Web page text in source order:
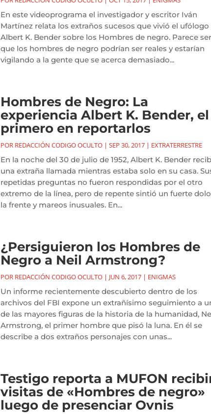
En este videoprograma el investigador y escritor Iván
Martínez relata los extraños sucesos que vivió el ufólogo
Albert K. Bender sobre los Hombres de negro. Parece ser
que los hombres de negro podrían ser reales y estarían
vigilando a la gente que se acerca demasiado...
Hombres de Negro: La
experiencia Albert K. Bender, el
primero en reportarlos
POR REDACCIÓN CODIGO OCULTO| SEP 30, 2017| EXTRATERRESTRE
En la noche del 30 de julio de 1952, Albert K. Bender
una extraña llamada mientras estaba solo en su casa.
repetidas preguntas no fueron respondidas por el otro
extremo de la línea, pero de repente sintió un fuerte
la frente y mareos inusuales. En...
¿Persiguieron los Hombres de
Negro a Neil Armstrong?
POR REDACCIÓN CODIGO OCULTO| JUN 6, 2017| ENIGMAS
Un informe recientemente descubierto dentro de los
archivos del FBI expone un extrañísimo seguimiento a
de las mayores figuras de la historia de la humanidad,
Armstrong, el primer hombre que pisó la luna. En él se
describe a dos extraños personajes con unas...
Testigo reporta a MUFON
visitas de «Hombres de negro»
luego de presenciar Ovnis